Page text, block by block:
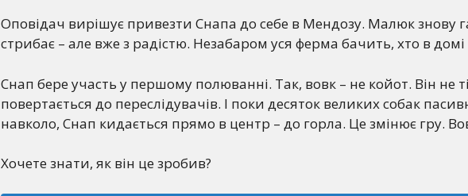
Оповідач вирішує привезти Снапа до себе в Мендозу. Малюк знову
стрибає – але вже з радістю. Незабаром уся ферма бачить, хто в
Снап бере участь у першому полюванні. Так, вовк – не койот. Він не
повертається до переслідувачів. І поки десяток великих собак
навколо, Снап кидається прямо в центр – до горла. Це змінює гру.
Хочете знати, як він це зробив?